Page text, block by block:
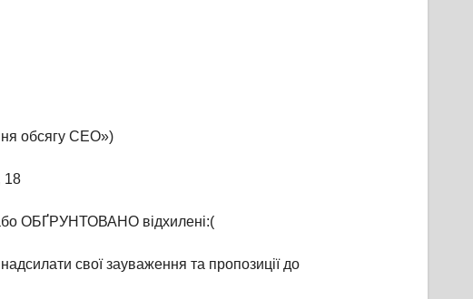
обсягу СЕО»)
18
або ОБҐРУНТОВАНО відхилені:(
свої зауваження та пропозиції до